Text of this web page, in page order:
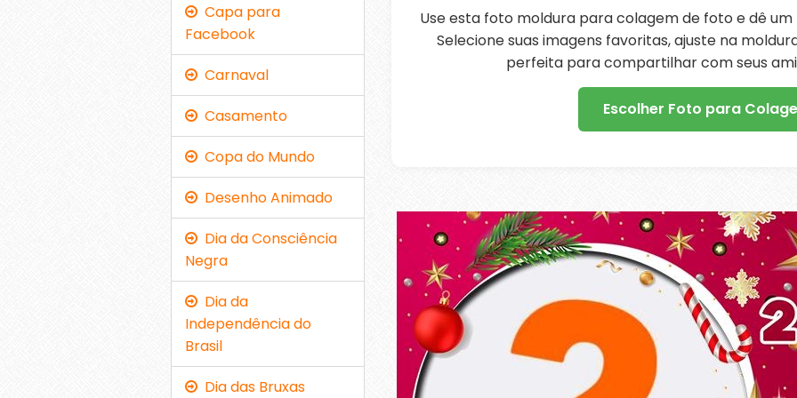
Use esta foto moldura para colagem de foto e dê um
Selecione suas imagens favoritas, ajuste na
perfeita para compartilhar com seus
Escolher Foto para
Capa para
Facebook
Carnaval
Casamento
Copa do Mundo
Desenho Animado
Dia da Consciência
Negra
Dia da
Independência do
Brasil
Dia das Bruxas